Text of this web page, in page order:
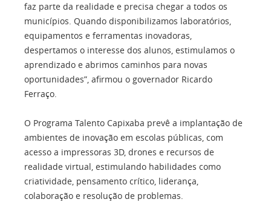
faz parte da realidade e precisa chegar a todos os
municípios. Quando disponibilizamos laboratórios,
equipamentos e ferramentas inovadoras,
despertamos o interesse dos alunos, estimulamos o
aprendizado e abrimos caminhos para novas
oportunidades”, afirmou o governador Ricardo
Ferraço.
O Programa Talento Capixaba prevê a implantação de
ambientes de inovação em escolas públicas, com
acesso a impressoras 3D, drones e recursos de
realidade virtual, estimulando habilidades como
criatividade, pensamento crítico, liderança,
colaboração e resolução de problemas.